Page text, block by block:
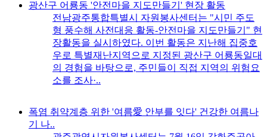
광산구 어룡동 '안전마을 지도만들기' 현장 활동
전남광주통합특별시 자원봉사센터는 "시민 주도
형 풍수해 사전대응 활동-안전마을 지도만들기" 현
장활동을 실시하였다. 이번 활동은 지난해 집중호
우로 특별재난지역으로 지정된 광산구 어룡동일대
의 경험을 바탕으로, 주민들이 직접 지역의 위험요
소를 조사·..
폭염 취약계층 위한 '여름愛 안부를 잇다' 건강한 여름나
기 나..